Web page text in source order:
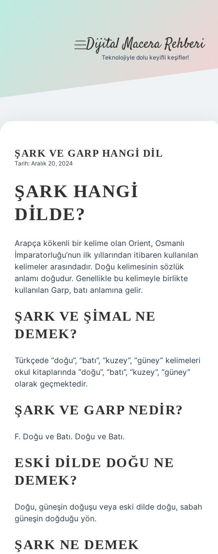
Gizlilik Politikası
Yasal Uyarı
menüyü
Dijital Macera Rehberi
Teknolojiyle dolu keyifli keşifler!
ŞARK VE GARP HANGI DIL
Tarih: Aralık 20, 2024
ŞARK HANGI
DILDE?
Arapça kökenli bir kelime olan Orient, Osmanlı
İmparatorluğu’nun ilk yıllarından itibaren kullanılan
kelimeler arasındadır. Doğu kelimesinin sözlük
anlamı doğudur. Genellikle bu kelimeyle birlikte
kullanılan Garp, batı anlamına gelir.
ŞARK VE ŞIMAL NE
DEMEK?
Türkçede “doğu”, “batı”, “kuzey”, “güney” kelimeleri
okul kitaplarında “doğu”, “batı”, “kuzey”, “güney”
olarak geçmektedir.
ŞARK VE GARP NEDIR?
F. Doğu ve Batı. Doğu ve Batı.
ESKI DILDE DOĞU NE
DEMEK?
Doğu, güneşin doğuşu veya eski dilde doğu, sabah
güneşin doğduğu yön.
ŞARK NE DEMEK